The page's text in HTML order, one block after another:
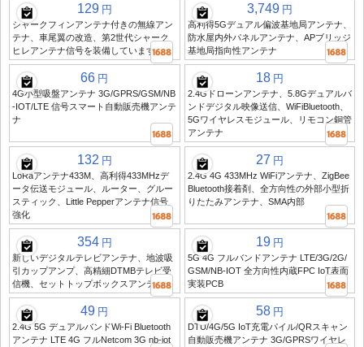
129 円
シャークフィンアンテナ付きの無線アン
テナ、車尾翼の改造、第2世代シャーク
ヒレアンテナ信号を装備しています
3,749 円
高利得5Gデュアル偏波基地局アンテナ、
防水屋内外パネルアンテナ、APブリッジ
基地局指向性アンテナ
66 円
4G小型吸盤アンテナ 3G/GPRS/GSM/NB
-IOT/LTE 信号スマート自動販売機アンテ
ナ
18 円
2.4Gドローンアンテナ、5.8Gデュアルバ
ンドデジタル映像送信、WiFiBluetooth、
5Gワイヤレスモジュール、リモコン銅管
アンテナ
132 円
LoRaアンテナ433M、高利得433MHzデ
ータ伝送モジュール、ルーター、グルー
スティック、Little Pepperアンテナ信号
強化
27 円
2.4G 4G 433MHz WiFiアンテナ、ZigBee
Bluetooth接着剤、全方向性の外部小型折
りたたみアンテナ、SMA内部
354 円
新しいデジタルテレビアンテナ、地波吸
引カップアンプ、高精細DTMBテレビ受
信機、セットトップボックスアンテナ
19 円
5G 4G フルバンドアンテナ LTE/3G/2G/
GSM/NB-IOT 全方向性内蔵FPC IoT表面
実装PCB
49 円
2.4G 5G デュアルバンドWi-Fi Bluetooth
アンテナ LTE 4G フルNetcom 3G nb-iot
58 円
DTU/4G/5G IoT充電パイル/QRスキャン
自動販売機アンテナ 3G/GPRSワイヤレ